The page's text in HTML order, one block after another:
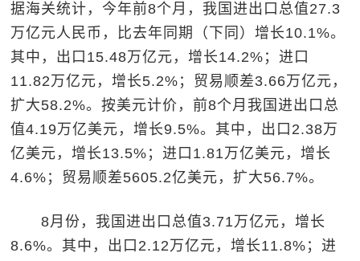
据海关统计，今年前8个月，我国进出口总值27.3
万亿元人民币，比去年同期（下同）增长10.1%。
其中，出口15.48万亿元，增长14.2%；进口
11.82万亿元，增长5.2%；贸易顺差3.66万亿元，
扩大58.2%。按美元计价，前8个月我国进出口总
值4.19万亿美元，增长9.5%。其中，出口2.38万
亿美元，增长13.5%；进口1.81万亿美元，增长
4.6%；贸易顺差5605.2亿美元，扩大56.7%。
8月份，我国进出口总值3.71万亿元，增长
8.6%。其中，出口2.12万亿元，增长11.8%；进